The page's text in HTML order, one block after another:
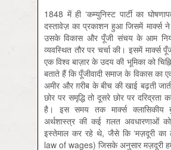
1848 में ही ‘कम्युनिस्ट पार्टी का
दस्तावेज़ का प्रकाशन हुआ जिसमें मार्क्स ने
उसके विकास और पूँजी संचय के आम
व्यवस्थित तौर पर चर्चा की। इसमें मार्क्स
एक विश्व बाज़ार के उदय की भूमिका को
बताते हैं कि पूँजीवादी समाज के विकास का
अमीर और ग़रीब के बीच की खाई बढ़ती
छोर पर समृद्धि तो दूसरे छोर पर दरिद्रता
है। इस समय तक मार्क्स क्लासिकीय
अर्थशास्त्र की कई ग़लत अवधारणाओं
इस्तेमाल कर रहे थे, जैसे कि ‘मज़दूरी का
law of wages) जिसके अनुसार मज़दूरी